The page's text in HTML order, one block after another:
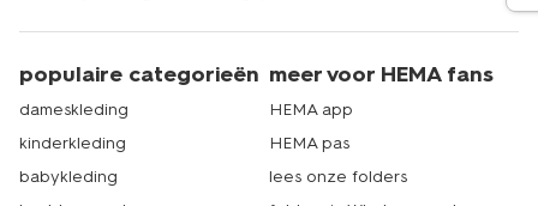
populaire categorieën
dameskleding
kinderkleding
babykleding
meer voor HEMA fans
HEMA app
HEMA pas
lees onze folders